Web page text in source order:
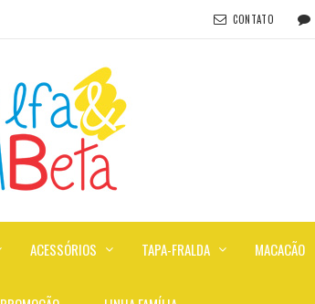
CONTATO
ACESSÓRIOS TAPA-FRALDA MACACÃO